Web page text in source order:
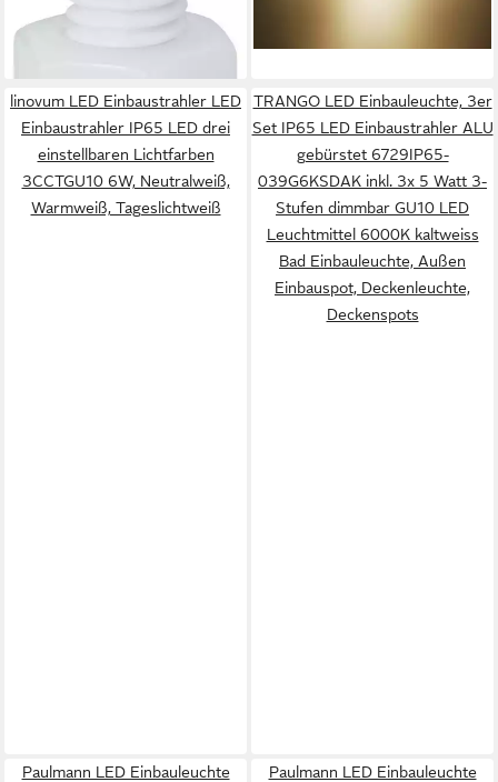
-17%
linovum LED Einbaustrahler LED
Einbaustrahler IP65 LED drei
einstellbaren Lichtfarben
3CCTGU10 6W, Neutralweiß,
Warmweiß, Tageslichtweiß
TRANGO LED Einbauleuchte, 3er
Set IP65 LED Einbaustrahler ALU
gebürstet 6729IP65-
039G6KSDAK inkl. 3x 5 Watt 3-
Stufen dimmbar GU10 LED
Leuchtmittel 6000K kaltweiss
Bad Einbauleuchte, Außen
Einbauspot, Deckenleuchte,
Deckenspots
Paulmann LED Einbauleuchte
Paulmann LED Einbauleuchte